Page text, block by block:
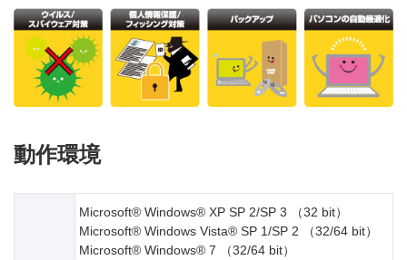
動作環境
Microsoft® Windows® XP SP 2/SP 3 （32 bit）
Microsoft® Windows Vista® SP 1/SP 2 （32/64 bit）
Microsoft® Windows® 7 （32/64 bit）